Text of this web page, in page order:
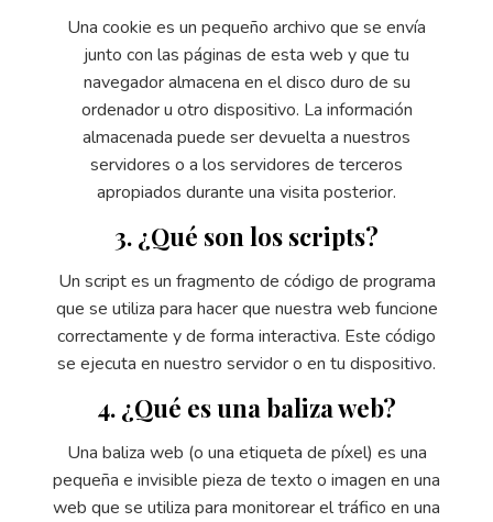
Una cookie es un pequeño archivo que se envía
junto con las páginas de esta web y que tu
navegador almacena en el disco duro de su
ordenador u otro dispositivo. La información
almacenada puede ser devuelta a nuestros
servidores o a los servidores de terceros
apropiados durante una visita posterior.
3. ¿Qué son los scripts?
Un script es un fragmento de código de programa
que se utiliza para hacer que nuestra web funcione
correctamente y de forma interactiva. Este código
se ejecuta en nuestro servidor o en tu dispositivo.
4. ¿Qué es una baliza web?
Una baliza web (o una etiqueta de píxel) es una
pequeña e invisible pieza de texto o imagen en una
web que se utiliza para monitorear el tráfico en una